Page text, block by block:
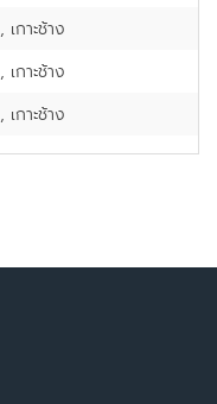
, เกาะช้าง
, เกาะช้าง
, เกาะช้าง